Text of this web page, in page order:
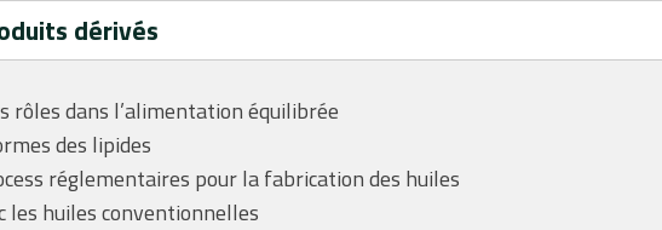
dérivés
rôles dans l’alimentation équilibrée
des lipides
réglementaires pour la fabrication des huiles
les huiles conventionnelles